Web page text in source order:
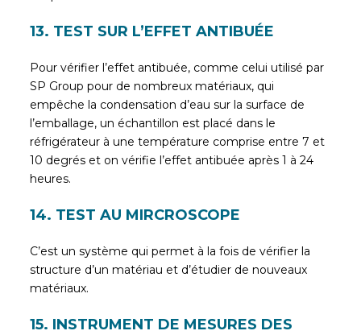
13. TEST SUR L’EFFET ANTIBUÉE
Pour vérifier l’effet antibuée, comme celui utilisé par
SP Group pour de nombreux matériaux, qui
empêche la condensation d’eau sur la surface de
l’emballage, un échantillon est placé dans le
réfrigérateur à une température comprise entre 7 et
10 degrés et on vérifie l’effet antibuée après 1 à 24
heures.
14. TEST AU MIRCROSCOPE
C’est un système qui permet à la fois de vérifier la
structure d’un matériau et d’étudier de nouveaux
matériaux.
15. INSTRUMENT DE MESURES DES